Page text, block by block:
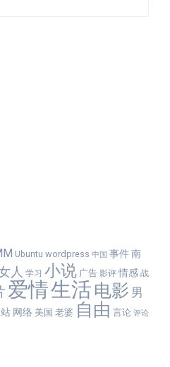
Ubuntu wordpress 中国 事件南
人 学习 小说 广告 影评 情感 战
爱情生活 电影 男
网络 美国 老婆 自由 言论 评论